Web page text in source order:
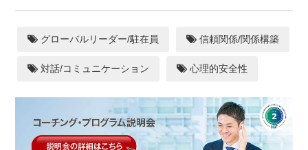
グローバルリーダー/駐在員 信頼関係/関係構築
対話/コミュニケーション 心理的安全性